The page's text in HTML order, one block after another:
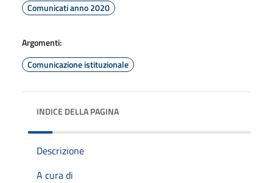
Comunicati anno 2020
Argomenti:
Comunicazione istituzionale
INDICE DELLA PAGINA
Descrizione
A cura di